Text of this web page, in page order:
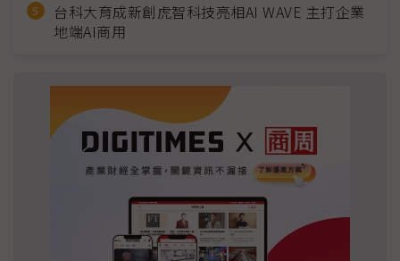
台科大育成新創虎智科技亮相AI WAVE 主打企業
地端AI商用